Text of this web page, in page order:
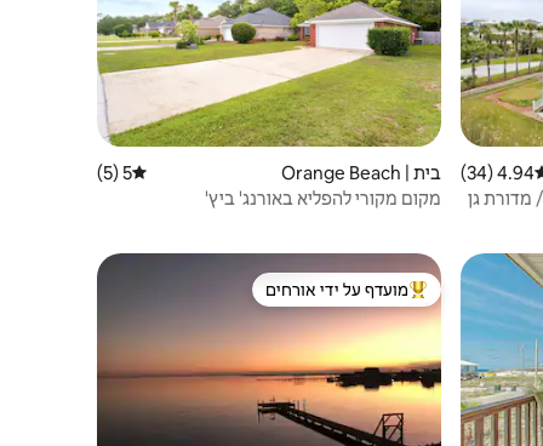
ממוצע של 4.94 מתוך 5, 34 ביקורות
4.94 (34)
מדורת גן
בית | Orange Beach דירוג ממוצע של 5 מתוך 5, 5 ביקורות
5 (5)
מקום מקורי להפליא באורנג' ביץ'
מוביל בקרב נכסים מועדפים על ידי אורחים
מועדף על ידי אורחים